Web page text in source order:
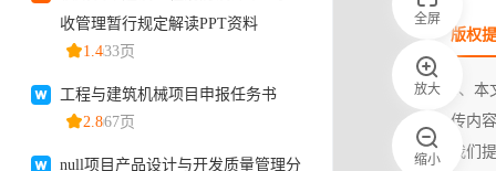
全屏
放大
缩小
版权
1、
传内
我们